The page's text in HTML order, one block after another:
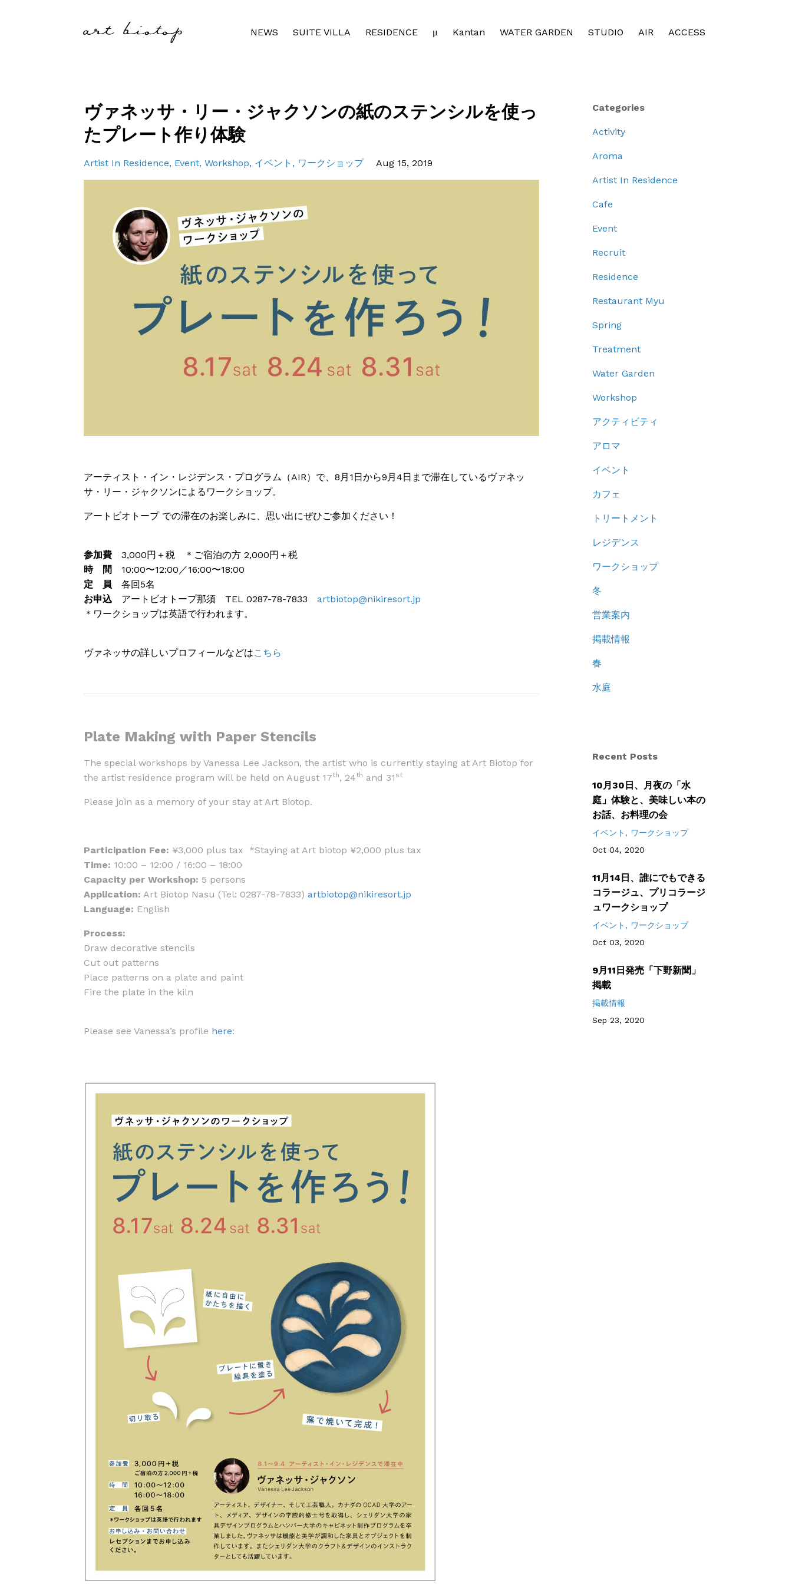
NEWS SUITE VILLA RESIDENCE μ Kantan WATER GARDEN STUDIO AIR ACCESS
ヴァネッサ・リー・ジャクソンの紙のステンシルを使っ
たプレート作り体験
Artist In Residence Event Workshop イベント ワークショップ Aug 15, 2019
アーティスト・イン・レジデンス・プログラム（AIR）で、8月1日から9月4日まで滞在しているヴァネッ
サ・リー・ジャクソンによるワークショップ。
アートビオトープ での滞在のお楽しみに、思い出にぜひご参加ください！
参加費 3,000円＋税 ＊ご宿泊の方 2,000円＋税
時 間
10:00〜12:00／16:00〜18:00
定 員 各回5名
お申込 アートビオトープ那須 TEL 0287-78-7833 artbiotop@nikiresort.jp
＊ワークショップは英語で行われます。
ヴァネッサの詳しいプロフィールなどはこちら
Plate Making with Paper Stencils
The special workshops by Vanessa Lee Jackson, the artist who is currently staying at Art Biotop for
the artist residence program will be held on August 17th, 24th and 31 st
Please join as a memory of your stay at Art Biotop.
Participation Fee: ¥3,000 plus tax *Staying at Art biotop ¥2,000 plus tax
Time: 10:00 – 12:00 / 16:00 – 18:00
Capacity per Workshop: 5 persons
Application: Art Biotop Nasu (Tel: 0287-78-7833) artbiotop@nikiresort.jp
Language: English
Process:
Draw decorative stencils
Cut out patterns
Place patterns on a plate and paint
Fire the plate in the kiln
Please see Vanessa’s profile here:
Categories
Activity
Aroma
Artist In Residence
Cafe
Event
Recruit
Residence
Restaurant Myu
Spring
Treatment
Water Garden
Workshop
アクティビティ
アロマ
イベント
カフェ
トリートメント
レジデンス
ワークショップ
冬
営業案内
掲載情報
春
水庭
Recent Posts
10月30日、月夜の「水
庭」体験と、美味しい本の
お話、お料理の会
イベント
ワークショップ
Oct 04, 2020
11月14日、誰にでもできる
コラージュ、プリコラージ
ュワークショップ
イベント
ワークショップ
Oct 03, 2020
9月11日発売「下野新聞」
掲載
掲載情報
Sep 23, 2020